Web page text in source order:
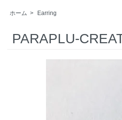
ホーム > Earring
PARAPLU-